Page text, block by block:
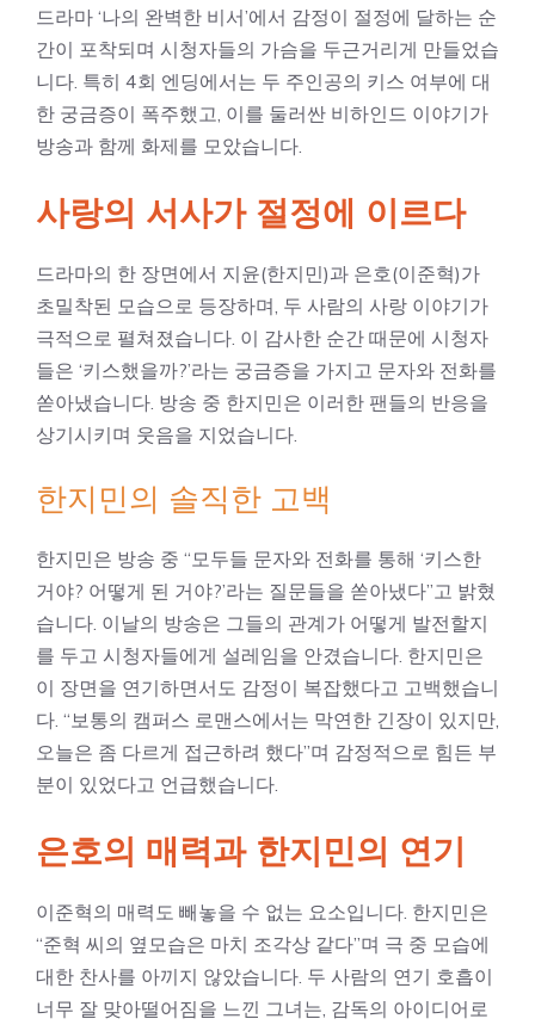
드라마 ‘나의 완벽한 비서’에서 감정이 절정에 달하는 순
간이 포착되며 시청자들의 가슴을 두근거리게 만들었습
니다. 특히 4회 엔딩에서는 두 주인공의 키스 여부에 대
한 궁금증이 폭주했고, 이를 둘러싼 비하인드 이야기가
방송과 함께 화제를 모았습니다.
사랑의 서사가 절정에 이르다
드라마의 한 장면에서 지윤(한지민)과 은호(이준혁)가
초밀착된 모습으로 등장하며, 두 사람의 사랑 이야기가
극적으로 펼쳐졌습니다. 이 감사한 순간 때문에 시청자
들은 ‘키스했을까?’라는 궁금증을 가지고 문자와 전화를
쏟아냈습니다. 방송 중 한지민은 이러한 팬들의 반응을
상기시키며 웃음을 지었습니다.
한지민의 솔직한 고백
한지민은 방송 중 “모두들 문자와 전화를 통해 ‘키스한
거야? 어떻게 된 거야?’라는 질문들을 쏟아냈다”고 밝혔
습니다. 이날의 방송은 그들의 관계가 어떻게 발전할지
를 두고 시청자들에게 설레임을 안겼습니다. 한지민은
이 장면을 연기하면서도 감정이 복잡했다고 고백했습니
다. “보통의 캠퍼스 로맨스에서는 막연한 긴장이 있지만,
오늘은 좀 다르게 접근하려 했다”며 감정적으로 힘든 부
분이 있었다고 언급했습니다.
은호의 매력과 한지민의 연기
이준혁의 매력도 빼놓을 수 없는 요소입니다. 한지민은
“준혁 씨의 옆모습은 마치 조각상 같다”며 극 중 모습에
대한 찬사를 아끼지 않았습니다. 두 사람의 연기 호흡이
너무 잘 맞아떨어짐을 느낀 그녀는, 감독의 아이디어로